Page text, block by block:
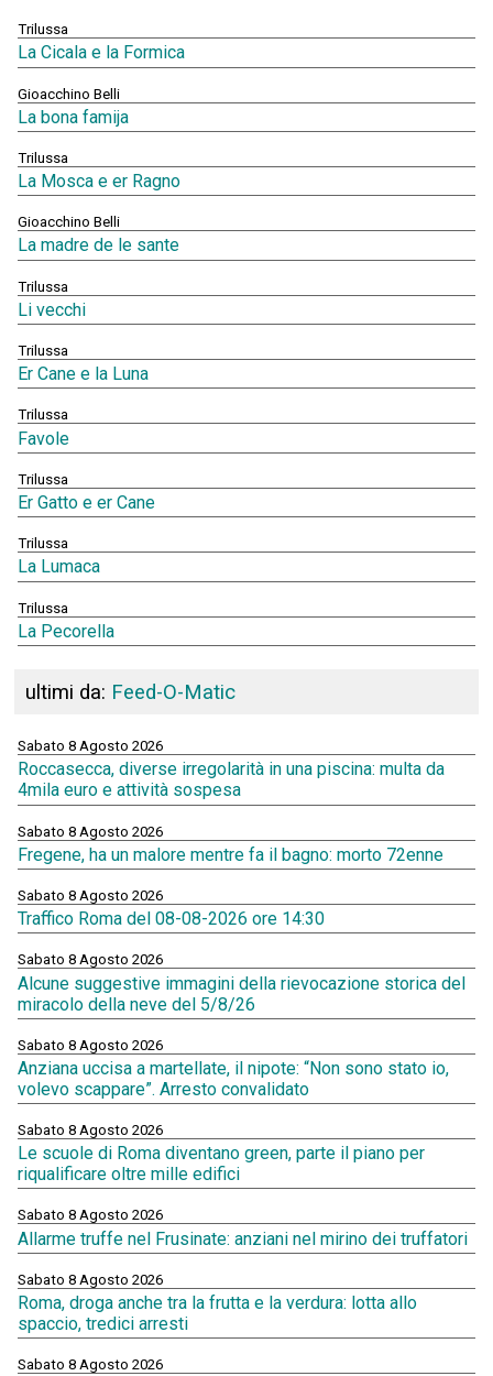
Trilussa
La Cicala e la Formica
Gioacchino Belli
La bona famija
Trilussa
La Mosca e er Ragno
Gioacchino Belli
La madre de le sante
Trilussa
Li vecchi
Trilussa
Er Cane e la Luna
Trilussa
Favole
Trilussa
Er Gatto e er Cane
Trilussa
La Lumaca
Trilussa
La Pecorella
ultimi da: Feed-O-Matic
Sabato 8 Agosto 2026
Roccasecca, diverse irregolarità in una piscina: multa da
4mila euro e attività sospesa
Sabato 8 Agosto 2026
Fregene, ha un malore mentre fa il bagno: morto 72enne
Sabato 8 Agosto 2026
Traffico Roma del 08-08-2026 ore 14:30
Sabato 8 Agosto 2026
Alcune suggestive immagini della rievocazione storica del
miracolo della neve del 5/8/26
Sabato 8 Agosto 2026
Anziana uccisa a martellate, il nipote: “Non sono stato io,
volevo scappare”. Arresto convalidato
Sabato 8 Agosto 2026
Le scuole di Roma diventano green, parte il piano per
riqualificare oltre mille edifici
Sabato 8 Agosto 2026
Allarme truffe nel Frusinate: anziani nel mirino dei truffatori
Sabato 8 Agosto 2026
Roma, droga anche tra la frutta e la verdura: lotta allo
spaccio, tredici arresti
Sabato 8 Agosto 2026